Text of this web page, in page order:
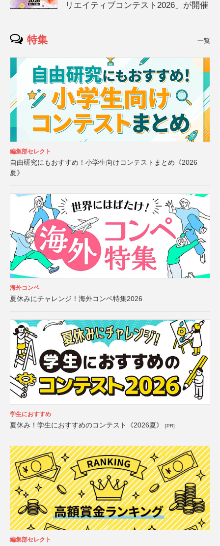
リエイティブコンテスト2026」が開催
特集 一覧
編集部セレクト
自由研究にもおすすめ！小学生向けコンテストまとめ《2026
夏》
海外コンペ
夏休みにチャレンジ！海外コンペ特集2026
学生におすすめ
夏休み！学生におすすめのコンテスト《2026夏》 [PR]
編集部セレクト